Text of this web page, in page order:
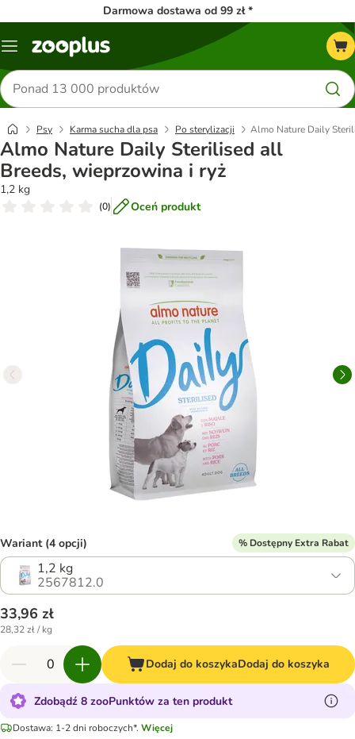
Darmowa dostawa od 99 zł *
Menu
Szukaj
produktów
Psy Karma sucha dla psa Po sterylizacji Almo Nature Daily
Almo Nature Daily Sterilised all
Breeds, wieprzowina i ryż
1,2 kg
(0) Oceń produkt
Wariant (4 opcji) % Dostępny Extra Rabat
1,2 kg
2567812.0
33,96 zł
28,32 zł / kg
Dodaj do koszykaDodaj do koszyka
Zdobądź 8 zooPunktów za ten produkt
Dostawa: 1-2 dni roboczych*. Więcej